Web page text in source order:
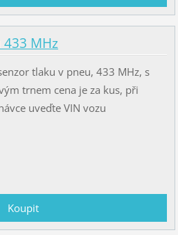
MHz
tlaku v pneu, 433 MHz, s
trnem cena je za kus, při
uveďte VIN vozu